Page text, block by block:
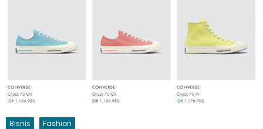
Bisnis Fashion